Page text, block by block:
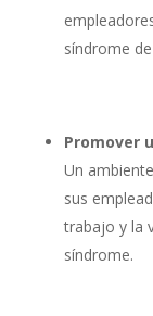
síndrome
Promover
Un
sus
trabajo y la
síndrome.